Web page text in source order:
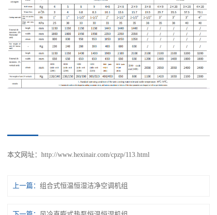
本文网址： http://www.hexinair.com/cpzp/113.html
上一篇： 组合式恒温恒湿洁净空调机组